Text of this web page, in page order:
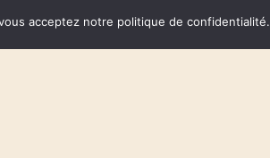
acceptez notre politique de confidentialité.